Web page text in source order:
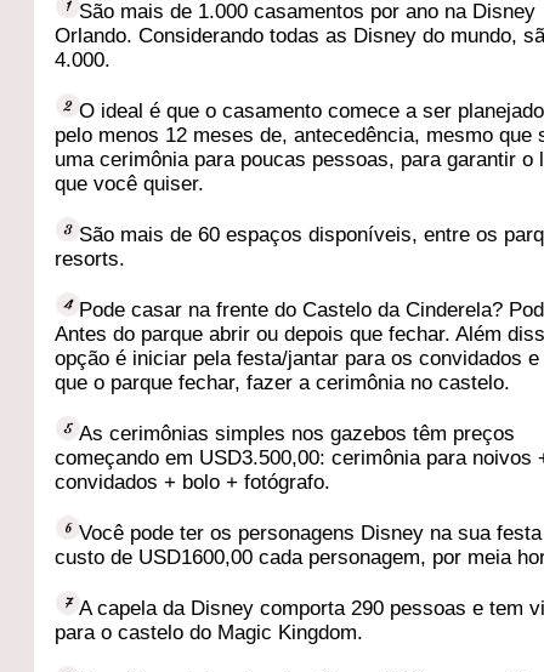
São mais de 1.000 casamentos por ano na Disney
Orlando. Considerando todas as Disney do mundo,
4.000.
O ideal é que o casamento comece a ser
pelo menos 12 meses de, antecedência, mesmo que
uma cerimônia para poucas pessoas, para garantir o
que você quiser.
São mais de 60 espaços disponíveis, entre os
resorts.
Pode casar na frente do Castelo da Cinderela?
Antes do parque abrir ou depois que fechar. Além
opção é iniciar pela festa/jantar para os convidados
que o parque fechar, fazer a cerimônia no castelo.
As cerimônias simples nos gazebos têm preços
começando em USD3.500,00: cerimônia para noivos
convidados + bolo + fotógrafo.
Você pode ter os personagens Disney na sua
custo de USD1600,00 cada personagem, por meia
A capela da Disney comporta 290 pessoas e tem
para o castelo do Magic Kingdom.